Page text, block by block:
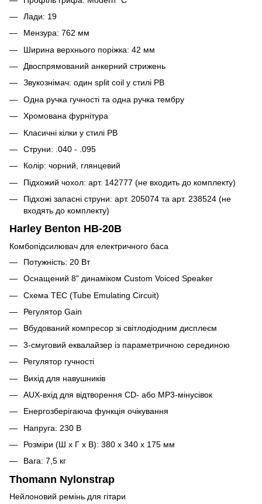
Лади: 19
Мензура: 762 мм
Ширина верхнього поріжка: 42 мм
Двоспрямований анкерний стрижень
Звукознімач: один split coil у стилі PB
Одна ручка гучності та одна ручка тембру
Хромована фурнітура
Класичні кілки у стилі PB
Струни: .040 - .095
Колір: чорний, глянцевий
Підхожий чохол: арт. 142777 (не входить до комплекту)
Підхожі запасні струни: арт. 205074 та арт. 238524 (не
входять до комплекту)
Harley Benton HB-20B
Комбопідсилювач для електричного баса
Потужність: 20 Вт
Оснащений 8" динаміком Custom Voiced Speaker
Схема TEC (Tube Emulating Circuit)
Регулятор Gain
Вбудований компресор зі світлодіодним дисплеєм
3-смуговий еквалайзер із параметричною серединою
Регулятор гучності
Вихід для навушників
AUX-вхід для відтворення CD- або MP3-мінусівок
Енергозберігаюча функція очікування
Напруга: 230 В
Розміри (Ш x Г x В): 380 x 340 x 175 мм
Вага: 7,5 кг
Thomann Nylonstrap
Нейлоновий ремінь для гітари